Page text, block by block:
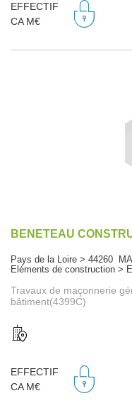
EFFECTIF
CA M€
BENETEAU
Pays de la Loire > 44260
Eléments de construction >
Travaux de maçonnerie
bâtiment(4399C)
EFFECTIF
CA M€